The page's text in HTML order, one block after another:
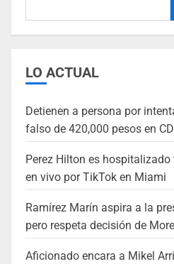
LO ACTUAL
Detienen a persona por
falso de 420,000 pesos en
Perez Hilton es
en vivo por TikTok en Miami
Ramírez Marín aspira a la
pero respeta decisión de
Aficionado encara a Mikel